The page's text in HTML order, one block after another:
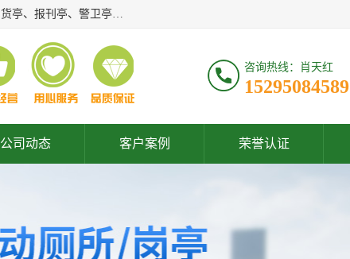
常州润隆环保科技有限公司是长期从事各类生态移动公厕制造的专业性实体企业，同时也生产制造各类售货亭、报刊亭、警卫亭等，我公司将尽全力为各用户在设计、制造、服务上提供快捷满意的全程服务，本公司愿与各用户携手共创辉煌业绩。主要产品：移动厕所;、生态厕所、 环保厕所、 流动厕所、商亭、岗亭、活动板房、移动厕所租赁等；
咨询热线：肖天红
15295084589
公司动态 客户案例 荣誉认证